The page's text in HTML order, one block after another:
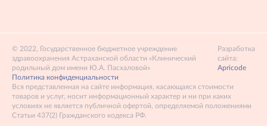
2022, Государственное бюджетное учреждение
здравоохранения Астраханской области «Клинический
родильный дом имени Ю.А. Пасхаловой»
Политика конфиденциальности
Разработка
сайта:
Apricode
Вся представленная на сайте информация, касающаяся стоимости
товаров и услуг, носит информационный характер и ни при каких
условиях не является публичной офертой, определяемой положениями
Статьи 437(2) Гражданского кодекса РФ.